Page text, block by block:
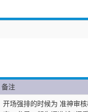
备注
开场强排的时候为 准神审